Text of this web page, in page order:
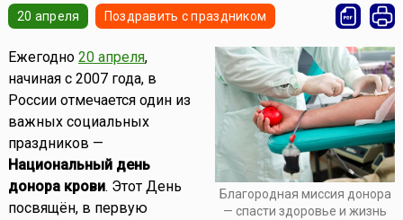
20 апреля Поздравить с праздником
Благородная миссия донора
— спасти здоровье и жизнь
Ежегодно 20 апреля,
начиная с 2007 года, в
России отмечается один из
важных социальных
праздников —
Национальный день
донора крови. Этот День
посвящён, в первую